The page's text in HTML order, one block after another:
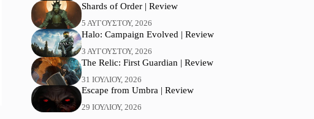
Shards of Order | Review
5 ΑΥΓΟΎΣΤΟΥ, 2026
Halo: Campaign Evolved | Review
3 ΑΥΓΟΎΣΤΟΥ, 2026
The Relic: First Guardian | Review
31 ΙΟΥΛΊΟΥ, 2026
Escape from Umbra | Review
29 ΙΟΥΛΊΟΥ, 2026